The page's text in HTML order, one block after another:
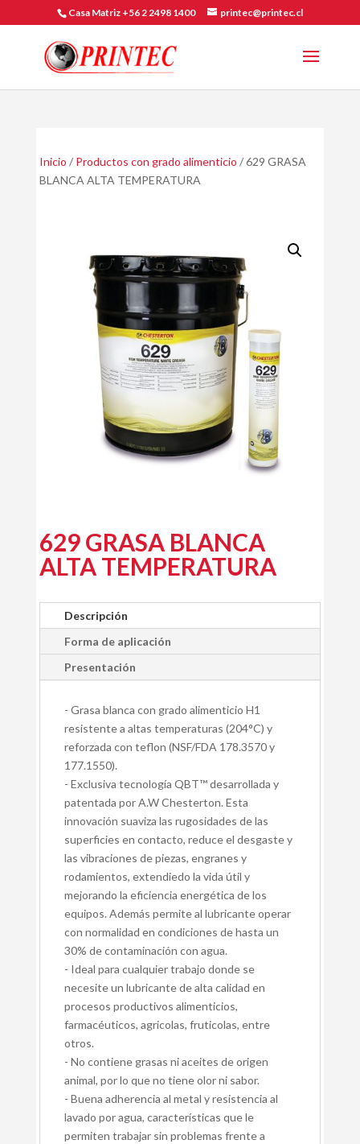
Casa Matriz +56 2 2498 1400 printec@printec.cl
Inicio / Productos con grado alimenticio / 629 GRASA
BLANCA ALTA TEMPERATURA
629 GRASA BLANCA
ALTA TEMPERATURA
Descripción
Forma de aplicación
Presentación
- Grasa blanca con grado alimenticio H1
resistente a altas temperaturas (204°C) y
reforzada con teflon (NSF/FDA 178.3570 y
177.1550).
- Exclusiva tecnología QBT™ desarrollada y
patentada por A.W Chesterton. Esta
innovación suaviza las rugosidades de las
superficies en contacto, reduce el desgaste y
las vibraciones de piezas, engranes y
rodamientos, extendiedo la vida útil y
mejorando la eficiencia energética de los
equipos. Además permite al lubricante operar
con normalidad en condiciones de hasta un
30% de contaminación con agua.
- Ideal para cualquier trabajo donde se
necesite un lubricante de alta calidad en
procesos productivos alimenticios,
farmacéuticos, agricolas, fruticolas, entre
otros.
- No contiene grasas ni aceites de origen
animal, por lo que no tiene olor ni sabor.
- Buena adherencia al metal y resistencia al
lavado por agua, características que le
permiten trabajar sin problemas frente a